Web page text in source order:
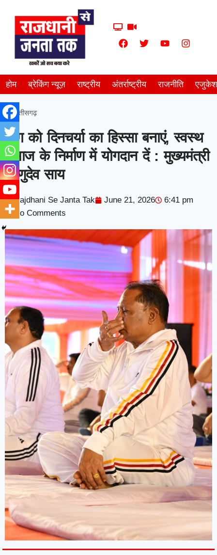
होम ब्रेकिंग न्यूज़ राष्ट्रीय अंतर्राष्ट्रीय राजनीति
छत्तीसगढ़
योग को दिनचर्या का हिस्सा बनाएं, स्वस्थ
समाज के निर्माण में योगदान दें : मुख्यमंत्री
विष्णुदेव साय
Rajdhani Se Janta Tak June 21, 2026
6:41 pm
No Comments